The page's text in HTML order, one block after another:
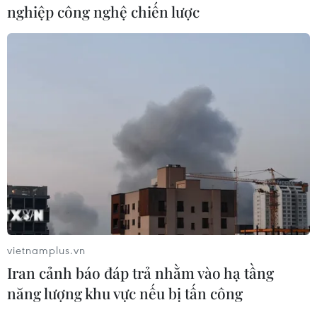
(TTXVN/Vietnam+)
#Thành phố Hồ Chí Minh
#PC07
#Mắc kẹt trong thang máy
#Giải cứu thành công
Tp. Hồ Chí Minh
nghiệp công nghệ chiến lược
vietnamplus.vn
Iran cảnh báo đáp trả nhằm vào hạ tầng
năng lượng khu vực nếu bị tấn công